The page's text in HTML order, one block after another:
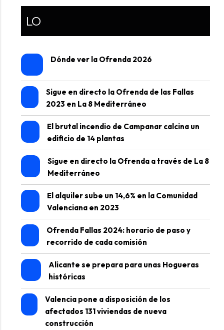
LO
Dónde ver la Ofrenda 2026
Sigue en directo la Ofrenda de las Fallas
2023 en La 8 Mediterráneo
El brutal incendio de Campanar calcina un
edificio de 14 plantas
Sigue en directo la Ofrenda a través de La 8
Mediterráneo
El alquiler sube un 14,6% en la Comunidad
Valenciana en 2023
Ofrenda Fallas 2024: horario de paso y
recorrido de cada comisión
Alicante se prepara para unas Hogueras
históricas
Valencia pone a disposición de los
afectados 131 viviendas de nueva
construcción